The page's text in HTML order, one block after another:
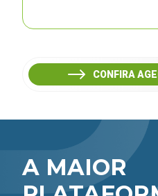
CONFIRA
A MAIOR